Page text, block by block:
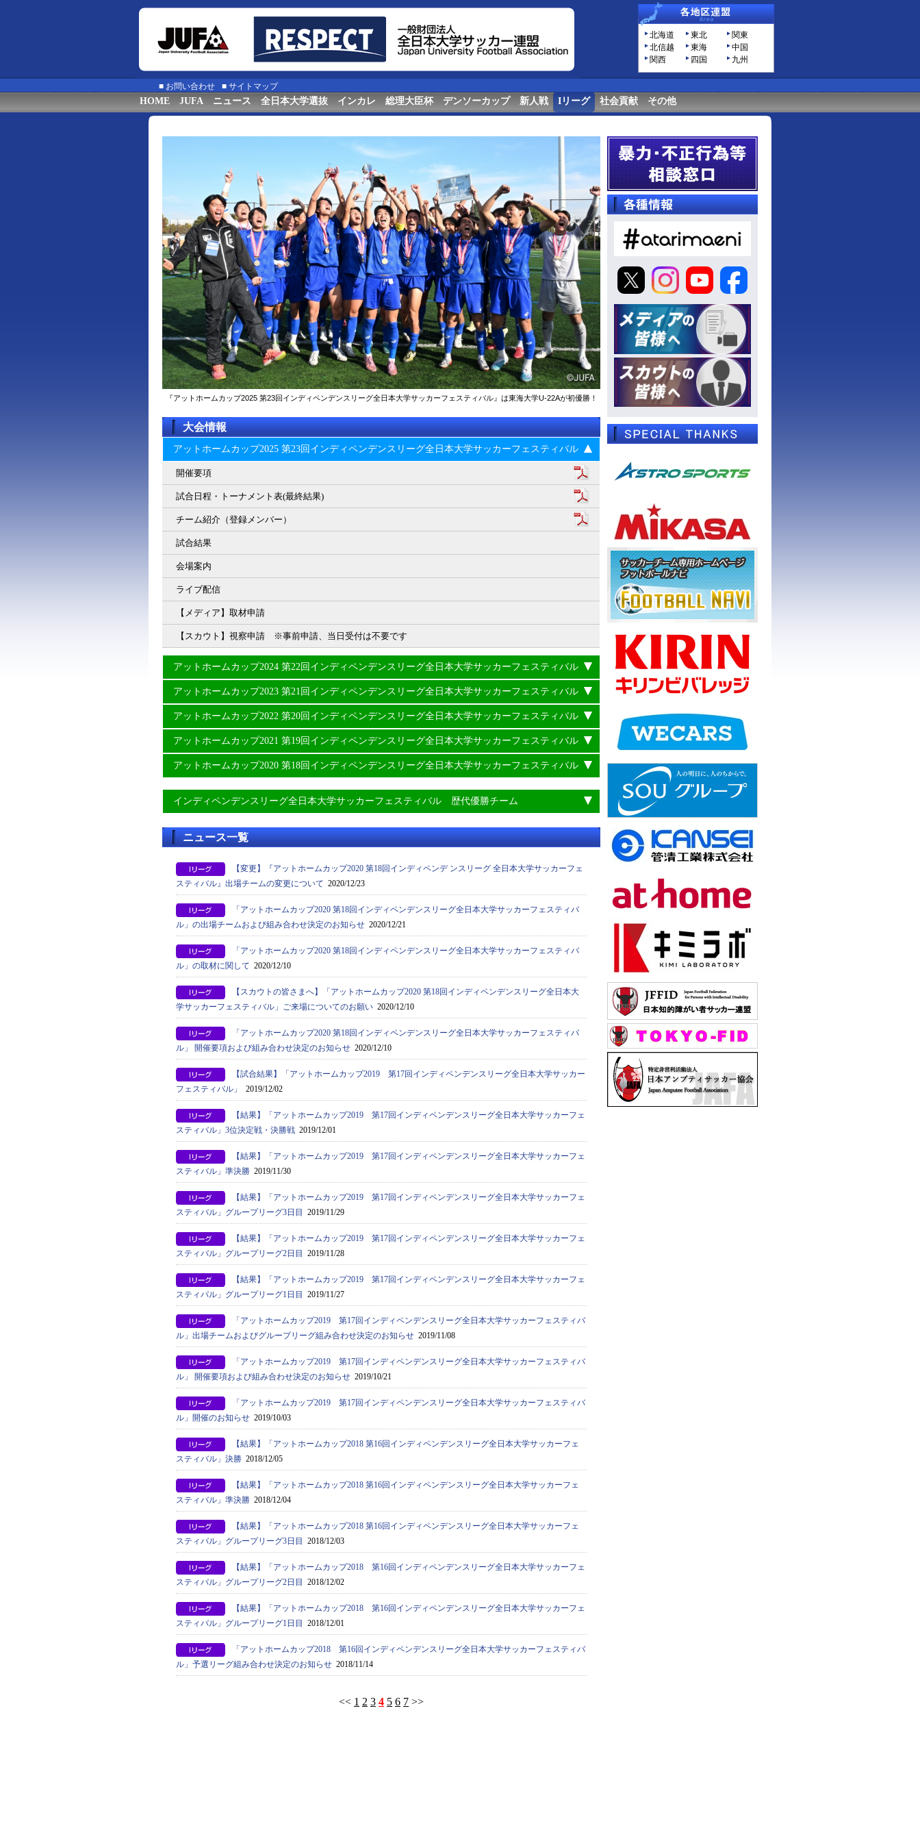
北海道 東北
関東
北信越
東海
中国
関西
四国 九州
■ お問い合わせ ■ サイトマップ
HOME JUFA ニュース 全日本大学選抜 インカレ 総理大臣杯 デンソーカップ 新人戦 Iリーグ 社会貢献 その他
『アットホームカップ2025 第23回インディペンデンスリーグ全日本大学サッカーフェスティバル』は東海大学U-22Aが初優勝！
大会情報
アットホームカップ2025 第23回インディペンデンスリーグ全日本大学サッカーフェスティバル
開催要項
試合日程・トーナメント表(最終結果)
チーム紹介（登録メンバー）
試合結果
会場案内
ライブ配信
【メディア】取材申請
【スカウト】視察申請 ※事前申請、当日受付は不要です
アットホームカップ2024 第22回インディペンデンスリーグ全日本大学サッカーフェスティバル
アットホームカップ2023 第21回インディペンデンスリーグ全日本大学サッカーフェスティバル
アットホームカップ2022 第20回インディペンデンスリーグ全日本大学サッカーフェスティバル
アットホームカップ2021 第19回インディペンデンスリーグ全日本大学サッカーフェスティバル
アットホームカップ2020 第18回インディペンデンスリーグ全日本大学サッカーフェスティバル
インディペンデンスリーグ全日本大学サッカーフェスティバル 歴代優勝チーム
ニュース一覧
【変更】『アットホームカップ2020 第18回インディペンデ ンスリーグ 全日本大学サッカーフェ
スティバル』出場チームの変更について 2020/12/23
「アットホームカップ2020 第18回インディペンデンスリーグ全日本大学サッカーフェスティバ
ル」の出場チームおよび組み合わせ決定のお知らせ 2020/12/21
「アットホームカップ2020 第18回インディペンデンスリーグ全日本大学サッカーフェスティバ
ル」の取材に関して 2020/12/10
【スカウトの皆さまへ】「アットホームカップ2020 第18回インディペンデンスリーグ全日本大
学サッカーフェスティバル」ご来場についてのお願い 2020/12/10
「アットホームカップ2020 第18回インディペンデンスリーグ全日本大学サッカーフェスティバ
ル」 開催要項および組み合わせ決定のお知らせ 2020/12/10
【試合結果】「アットホームカップ2019 第17回インディペンデンスリーグ全日本大学サッカー
フェスティバル」
2019/12/02
【結果】「アットホームカップ2019 第17回インディペンデンスリーグ全日本大学サッカーフェ
スティバル」3位決定戦・決勝戦 2019/12/01
【結果】「アットホームカップ2019 第17回インディペンデンスリーグ全日本大学サッカーフェ
スティバル」準決勝 2019/11/30
【結果】「アットホームカップ2019 第17回インディペンデンスリーグ全日本大学サッカーフェ
スティバル」グループリーグ3日目
2019/11/29
【結果】「アットホームカップ2019 第17回インディペンデンスリーグ全日本大学サッカーフェ
スティバル」グループリーグ2日目
2019/11/28
【結果】「アットホームカップ2019 第17回インディペンデンスリーグ全日本大学サッカーフェ
スティバル」グループリーグ1日目
2019/11/27
「アットホームカップ2019 第17回インディペンデンスリーグ全日本大学サッカーフェスティバ
ル」出場チームおよびグループリーグ組み合わせ決定のお知らせ 2019/11/08
「アットホームカップ2019 第17回インディペンデンスリーグ全日本大学サッカーフェスティバ
ル」 開催要項および組み合わせ決定のお知らせ 2019/10/21
「アットホームカップ2019 第17回インディペンデンスリーグ全日本大学サッカーフェスティバ
ル」開催のお知らせ 2019/10/03
【結果】「アットホームカップ2018 第16回インディペンデンスリーグ全日本大学サッカーフェ
スティバル」決勝 2018/12/05
【結果】「アットホームカップ2018 第16回インディペンデンスリーグ全日本大学サッカーフェ
スティバル」準決勝 2018/12/04
【結果】「アットホームカップ2018 第16回インディペンデンスリーグ全日本大学サッカーフェ
スティバル」グループリーグ3日目
2018/12/03
【結果】「アットホームカップ2018 第16回インディペンデンスリーグ全日本大学サッカーフェ
スティバル」グループリーグ2日目
2018/12/02
【結果】「アットホームカップ2018 第16回インディペンデンスリーグ全日本大学サッカーフェ
スティバル」グループリーグ1日目
2018/12/01
「アットホームカップ2018 第16回インディペンデンスリーグ全日本大学サッカーフェスティバ
ル」予選リーグ組み合わせ決定のお知らせ 2018/11/14
<< 1 2 3 4 5 6 7 >>